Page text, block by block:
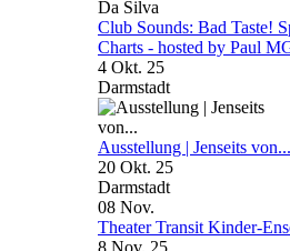
Club Sounds: Bad Taste!
Charts - hosted by Paul
4 Okt. 25
Darmstadt
Ausstellung | Jenseits von...
20 Okt. 25
Darmstadt
08 Nov.
Theater Transit Kinder-
8 Nov. 25